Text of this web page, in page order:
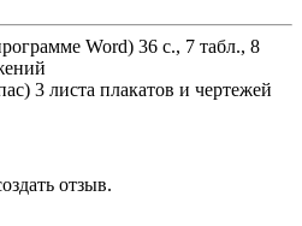
Word) 36 с., 7 табл., 8
3 листа плакатов и чертежей
отзыв.